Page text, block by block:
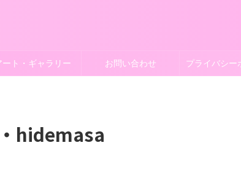
ート・ギャラリー お問い合わせ
hidemasa